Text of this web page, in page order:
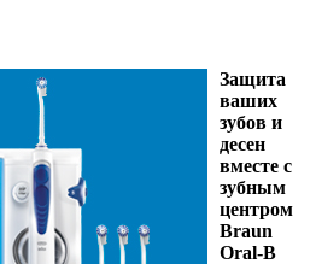
Защита
ваших
зубов и
десен
вместе с
зубным
центром
Braun
Oral-B